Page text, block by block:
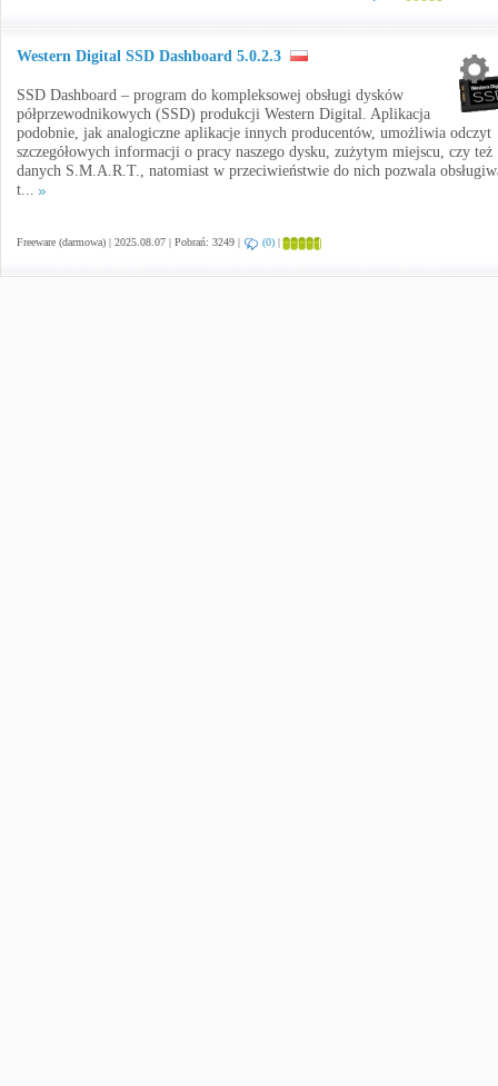
Western Digital SSD Dashboard 5.0.2.3
SSD Dashboard – program do kompleksowej obsługi dysków
półprzewodnikowych (SSD) produkcji Western Digital. Aplikacja
podobnie, jak analogiczne aplikacje innych producentów, umożliwia odczyt
szczegółowych informacji o pracy naszego dysku, zużytym miejscu, czy też
danych S.M.A.R.T., natomiast w przeciwieństwie do nich pozwala
t...
Freeware (darmowa) | 2025.08.07 | Pobrań: 3249 | (0) |